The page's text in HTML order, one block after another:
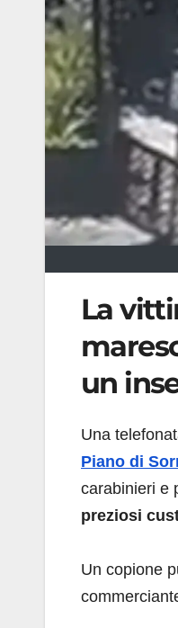
La
un
Una
Piano di
carabinieri e
preziosi
Un copione